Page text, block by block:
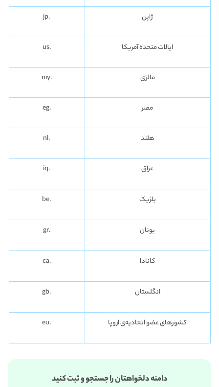
ژاپن .jp
ایالات متحده‌ آمریکا .us
مالزی .my
مصر .eg
هلند .nl
عراق .iq
بلژیک .be
یونان .gr
کانادا .ca
انگلستان .gb
کشورهای عضو اتحادیه‌ی اروپا .eu
دامنه دلخواهتان را جستجو و ثبت کنید